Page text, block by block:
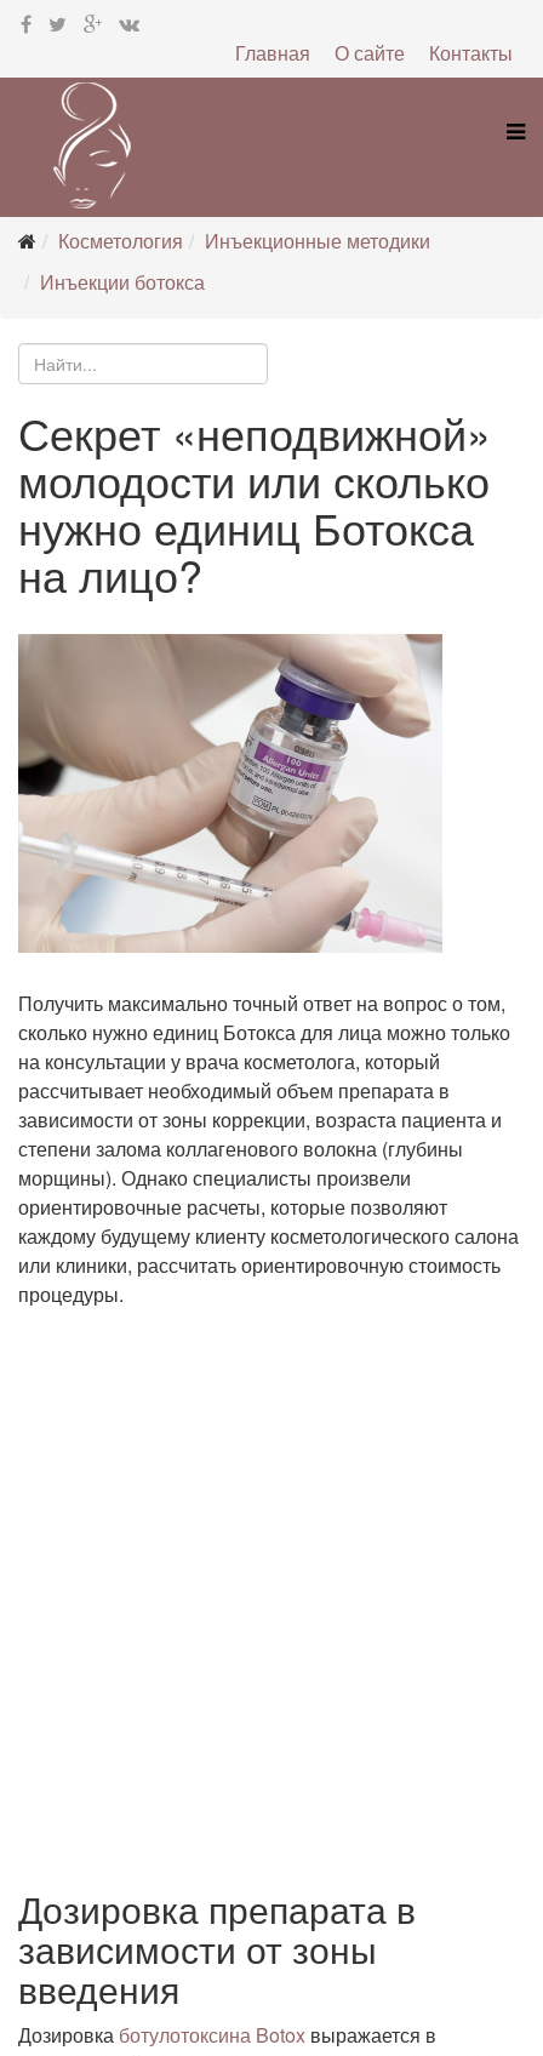
Контакты
О сайте
Главная
Косметология
Инъекционные методики
Инъекции ботокса
Секрет «неподвижной»
молодости или сколько
нужно единиц Ботокса
на лицо?
Получить максимально точный ответ на вопрос о том,
сколько нужно единиц Ботокса для лица можно только
на консультации у врача косметолога, который
рассчитывает необходимый объем препарата в
зависимости от зоны коррекции, возраста пациента и
степени залома коллагенового волокна (глубины
морщины). Однако специалисты произвели
ориентировочные расчеты, которые позволяют
каждому будущему клиенту косметологического салона
или клиники, рассчитать ориентировочную стоимость
процедуры.
Дозировка препарата в
зависимости от зоны
введения
Дозировка ботулотоксина Botox выражается в